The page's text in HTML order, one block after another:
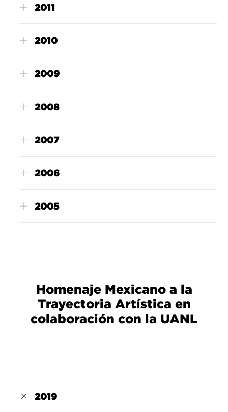
2011
2010
2009
2008
2007
2006
2005
Homenaje Mexicano a la
Trayectoria Artística en
colaboración con la UANL
2019